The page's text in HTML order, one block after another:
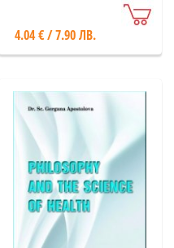
4.04 € / 7.90 ЛВ.